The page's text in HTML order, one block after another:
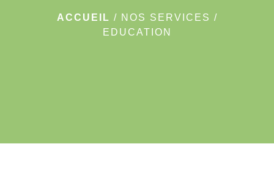
ACCUEIL / NOS SERVICES /
EDUCATION